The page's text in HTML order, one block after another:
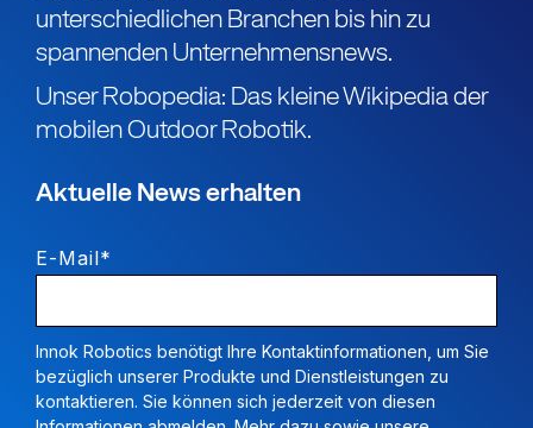
unterschiedlichen Branchen bis hin zu
spannenden Unternehmensnews.
Unser Robopedia: Das kleine Wikipedia der
mobilen Outdoor Robotik.
Aktuelle News erhalten
E-Mail*
Innok Robotics benötigt Ihre Kontaktinformationen, um Sie
bezüglich unserer Produkte und Dienstleistungen zu
kontaktieren. Sie können sich jederzeit von diesen